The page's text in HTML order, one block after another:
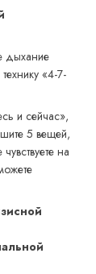
дыхание
«4-7-
и сейчас»,
5 вещей,
на